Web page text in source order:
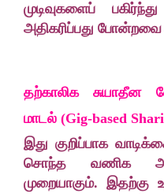
முடிவுகளைப்
அதிகரிப்பது
தற்காலிக சுயாதீன
மாடல் (Gig-based
இது குறிப்பாக
சொந்த வணிக
முறையாகும். இதற்கு